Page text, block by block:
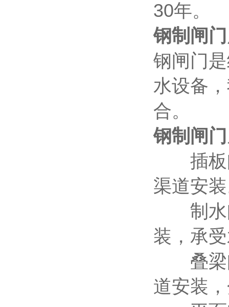
30年。
钢制 闸门
钢闸门
水设备
合。
钢制 闸门
插板闸
渠道安
制水闸
装，承
叠梁闸
道安装